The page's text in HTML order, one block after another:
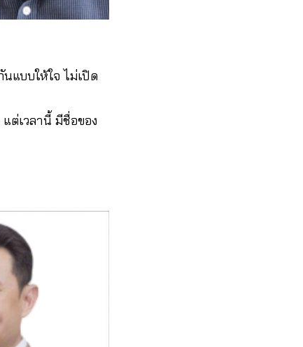
แบบให้ใจ ไม่เปิด
ต่เวลานี้ มีชื่อของ